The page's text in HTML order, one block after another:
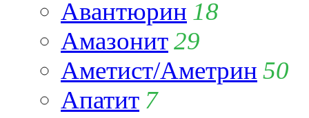
Авантюрин 18
Амазонит29
Аметист/Аметрин 50
Апатит 7